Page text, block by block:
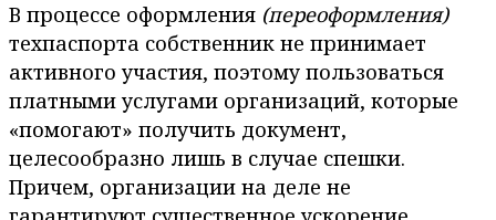
В процессе оформления (переоформления)
техпаспорта собственник не принимает
активного участия, поэтому пользоваться
платными услугами организаций, которые
«помогают» получить документ,
целесообразно лишь в случае спешки.
Причем, организации на деле не